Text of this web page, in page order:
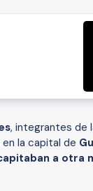
, integrantes de
la capital de
a otra